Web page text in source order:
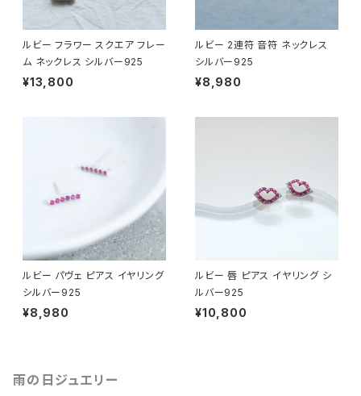
ルビー フラワー スクエア フレー
ム ネックレス シルバー925
¥13,800
ルビー 2連符 音符 ネックレス
シルバー925
¥8,980
ルビー パヴェ ピアス イヤリング
シルバー925
¥8,980
ルビー 唇 ピアス イヤリング シ
ルバー925
¥10,800
雨の日ジュエリー